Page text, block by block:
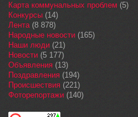
Карта коммунальных проблем (5)
Конкурсы (14)
Лента(8 878)
Народные новости (165)
Наши люди (21)
Новости (5 177)
Объявления (13)
Поздравления (194)
Происшествия (221)
Фоторепортажи (140)